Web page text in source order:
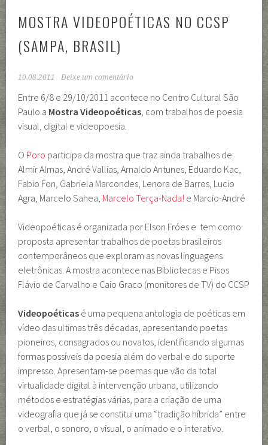
MOSTRA VIDEOPOÉTICAS NO CCSP
(SAMPA, BRASIL)
10.08.2011 Deixe um comentário
Entre 6/8 e 29/10/2011 acontece no Centro Cultural São
Paulo a Mostra Videopoéticas, com trabalhos de poesia
visual, digital e videopoesia.
O Poro participa da mostra que traz ainda trabalhos de:
Almir Almas, André Vallias, Arnaldo Antunes, Eduardo Kac,
Fabio Fon, Gabriela Marcondes, Lenora de Barros, Lucio
Agra, Marcelo Sahea, Marcelo Terça-Nada! e Marcio-André
Videopoéticas é organizada por Elson Fróes e tem como
proposta apresentar trabalhos de poetas brasileiros
contemporâneos que exploram as novas linguagens
eletrônicas. A mostra acontece nas Bibliotecas e Pisos
Flávio de Carvalho e Caio Graco (monitores de TV) do CCSP
Videopoéticas é uma pequena antologia de poéticas em
vídeo das ultimas três décadas, apresentando poetas
pioneiros, consagrados ou novatos, identificando algumas
formas possíveis da poesia além do verbal e do suporte
impresso. Apresentam-se poemas que vão da total
virtualidade digital à intervenção urbana, utilizando
métodos e estratégias várias, para a criação de uma
videografia que já se constitui uma “tradição híbrida” entre
o verbal, o sonoro, o visual, o animado e o interativo.